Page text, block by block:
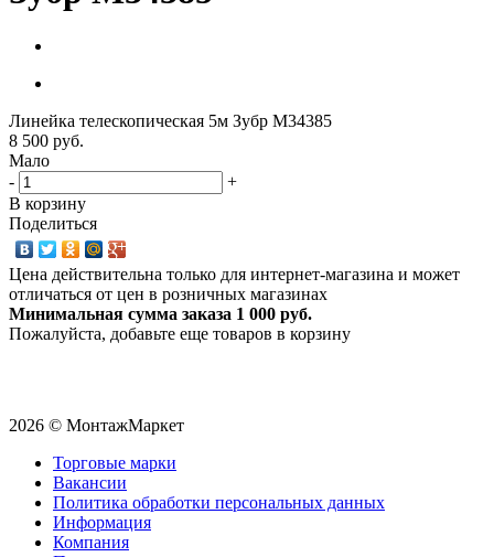
Линейка телескопическая 5м Зубр М34385
8 500 руб.
Мало
-
+
В корзину
Поделиться
Цена действительна только для интернет-магазина и может
отличаться от цен в розничных магазинах
Минимальная сумма заказа 1 000 руб.
Пожалуйста, добавьте еще товаров в корзину
2026 © МонтажМаркет
Торговые марки
Вакансии
Политика обработки персональных данных
Информация
Компания